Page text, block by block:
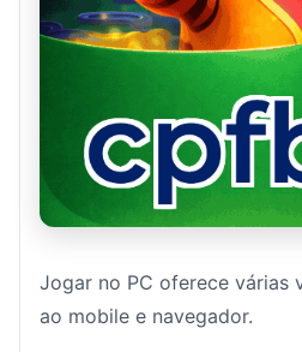
Jogar no PC oferece várias
ao mobile e navegador.